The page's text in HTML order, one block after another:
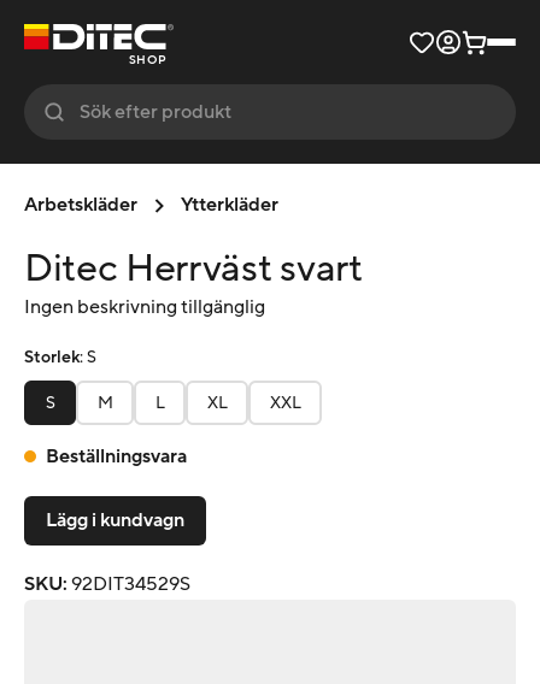
SHOP
Arbetskläder Ytterkläder
Ditec Herrväst svart
Ingen beskrivning tillgänglig
Storlek:S
S M L XL XXL
Beställningsvara
Lägg i kundvagn
SKU: 92DIT34529S